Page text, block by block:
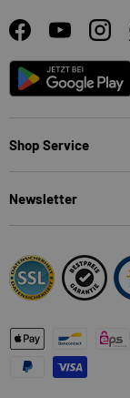
FacebookYouTube
Android
Shop Service
Newsletter
Zahlungsmethoden